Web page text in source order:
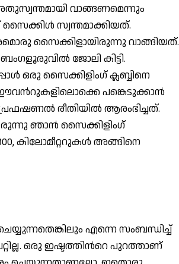
വാങ്ങണമെന്നും
സൈക്കിള്‍ സ്വന്തമാക്കിയത്.
സൈക്കിളായിരുന്നു വാങ്ങിയത്.
ജോലി കിട്ടി.
ഒരു സൈക്കിളിംഗ് ക്ലബ്ബിനെ
ഈവന്‍റുകളിലൊക്കെ പങ്കെടുക്കാന്‍
രീതിയില്‍ ആരംഭിച്ചത്.
ഞാന്‍ സൈക്കിളിംഗ്
കിലോമീറ്ററുകള്‍ അങ്ങിനെ
എന്നെ സംബന്ധിച്ച്
ഒരു ഇഷ്ടത്തിന്‍റെ പുറത്താണ്